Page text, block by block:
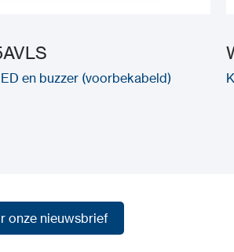
en buzzer (voorbekabeld)
onze nieuwsbrief